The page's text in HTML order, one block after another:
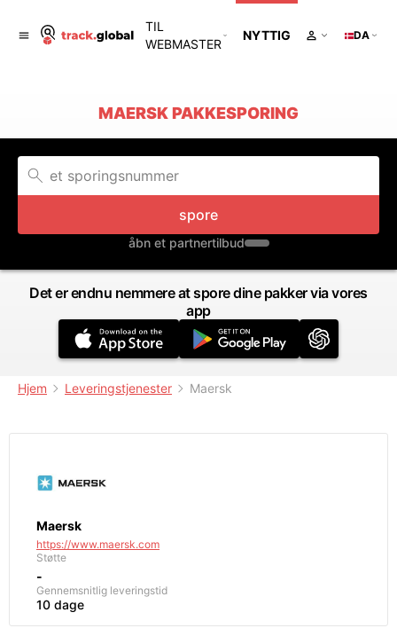
TIL
WEBMASTER
NYTTIG DA
MAERSK PAKKESPORING
spore
åbn et partnertilbud
Det er endnu nemmere at spore dine pakker via vores
app
Hjem Leveringstjenester Maersk
Maersk
https://www.maersk.com
Støtte
-
Gennemsnitlig leveringstid
10 dage